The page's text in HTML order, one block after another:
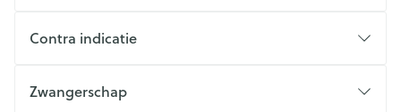
Contra indicatie
Zwangerschap